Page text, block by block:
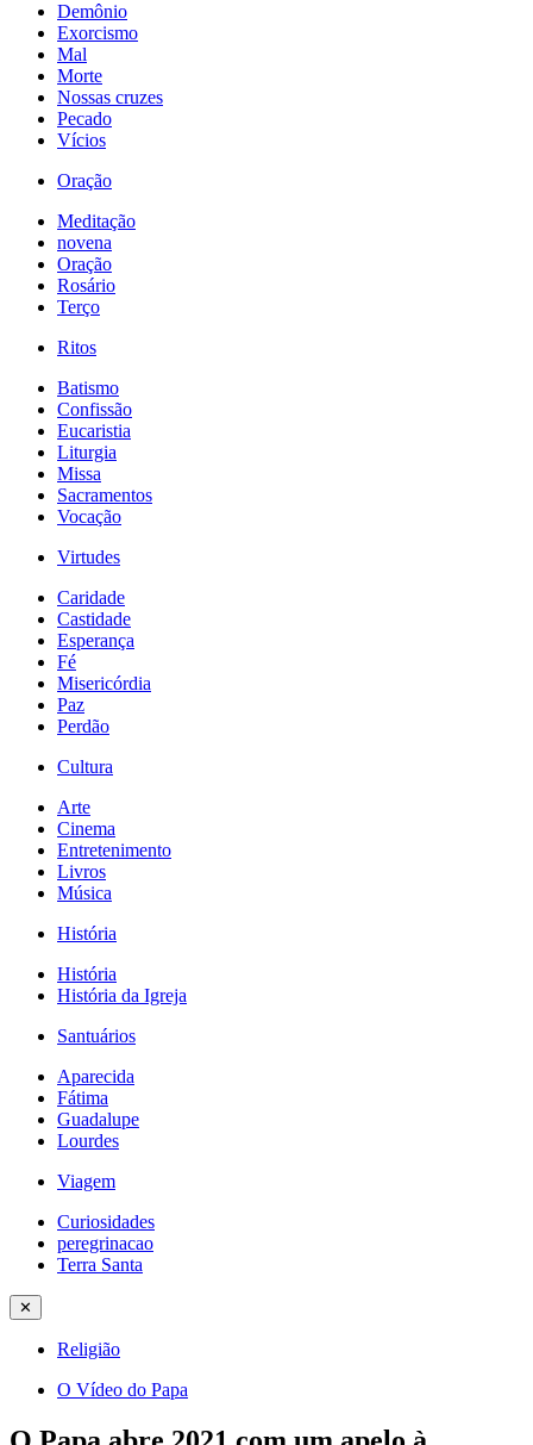
Demônio
Exorcismo
Mal
Morte
Nossas cruzes
Pecado
Vícios
Oração
Meditação
novena
Oração
Rosário
Terço
Ritos
Batismo
Confissão
Eucaristia
Liturgia
Missa
Sacramentos
Vocação
Virtudes
Caridade
Castidade
Esperança
Fé
Misericórdia
Paz
Perdão
Cultura
Arte
Cinema
Entretenimento
Livros
Música
História
História
História da Igreja
Santuários
Aparecida
Fátima
Guadalupe
Lourdes
Viagem
Curiosidades
peregrinacao
Terra Santa
✕
Religião
O Vídeo do Papa